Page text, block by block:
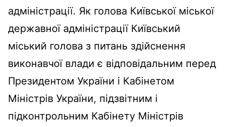
адміністрації. Як голова Київської міської
державної адміністрації Київський
міський голова з питань здійснення
виконавчої влади є відповідальним перед
Президентом України і Кабінетом
Міністрів України, підзвітним і
підконтрольним Кабінету Міністрів